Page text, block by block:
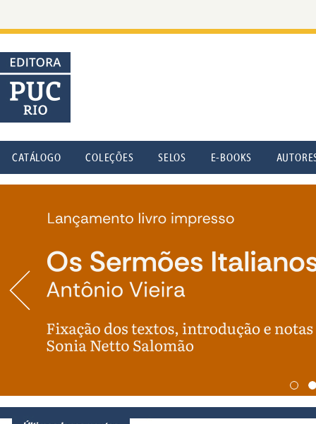
CATÁLOGO COLEÇÕES SELOS E-BOOKS